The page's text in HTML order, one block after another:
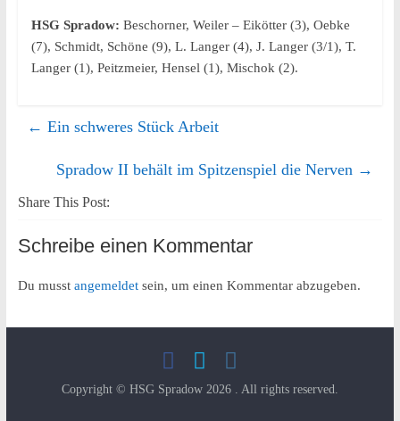
HSG Spradow: Beschorner, Weiler – Eikötter (3), Oebke
(7), Schmidt, Schöne (9), L. Langer (4), J. Langer (3/1), T.
Langer (1), Peitzmeier, Hensel (1), Mischok (2).
← Ein schweres Stück Arbeit
Spradow II behält im Spitzenspiel die Nerven →
Share This Post:
Schreibe einen Kommentar
Du musst angemeldetsein, um einen Kommentar abzugeben.
Copyright © HSG Spradow 2026 . All rights reserved.